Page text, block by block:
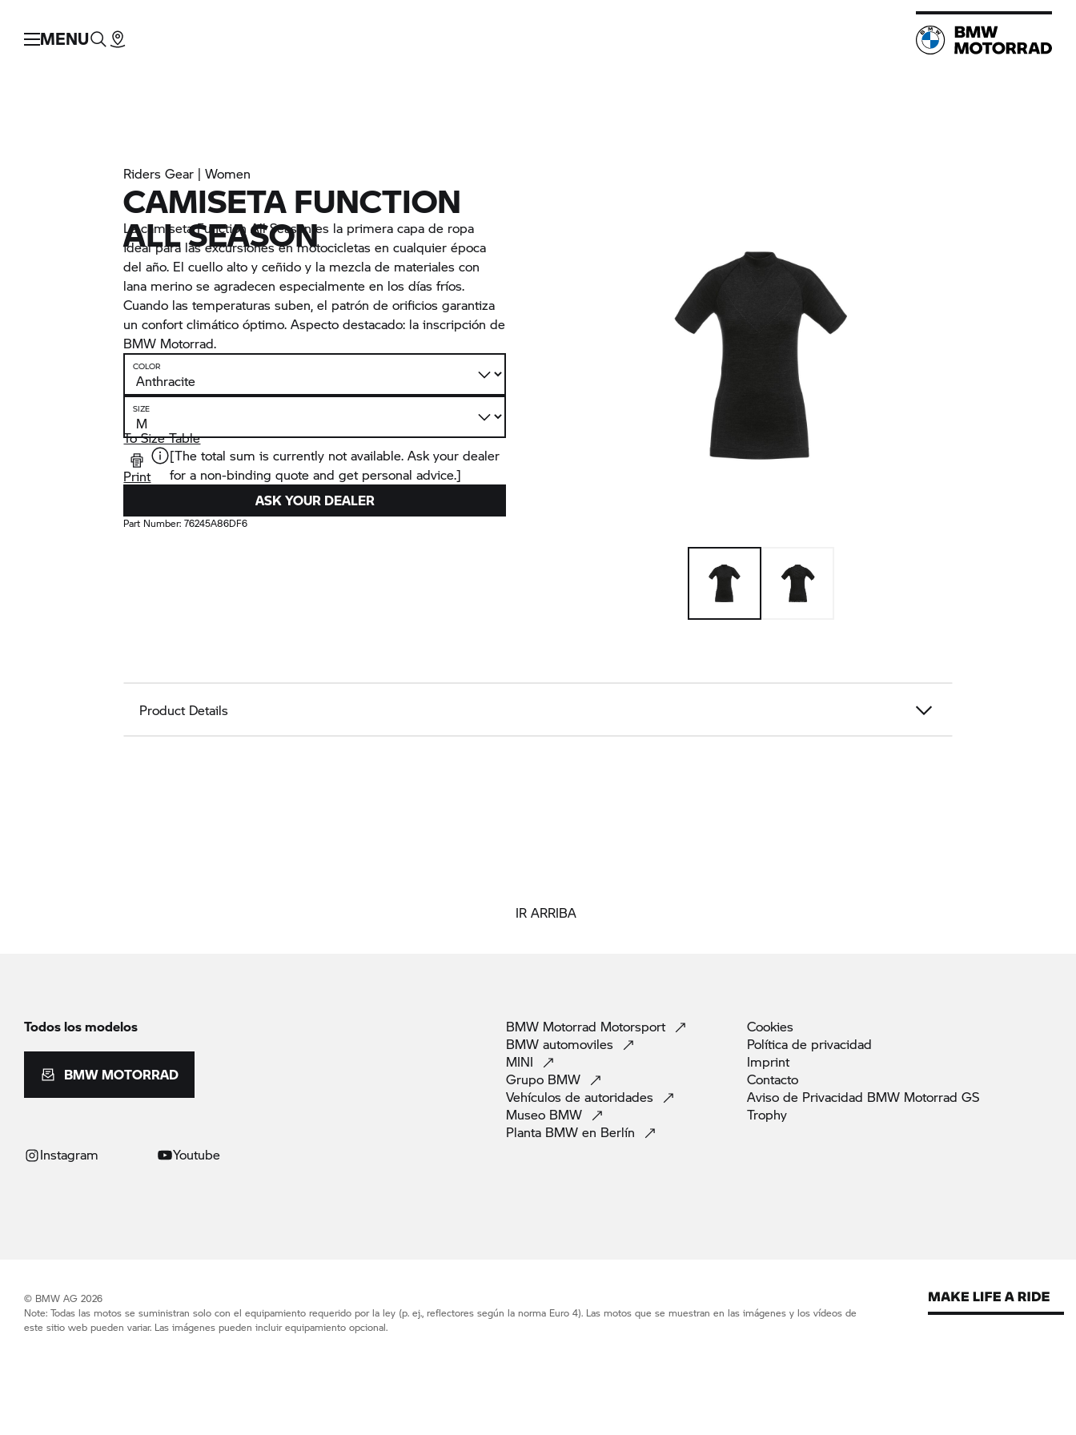
MENU
Riders Gear | Women
CAMISETA FUNCTION
ALL SEASON
La camiseta Function All Season es la primera capa de ropa
ideal para las excursiones en motocicletas en cualquier época
del año. El cuello alto y ceñido y la mezcla de materiales con
lana merino se agradecen especialmente en los días fríos.
Cuando las temperaturas suben, el patrón de orificios garantiza
un confort climático óptimo. Aspecto destacado: la inscripción de
BMW Motorrad.
COLOR
SIZE
To Size Table
Print
[The total sum is currently not available. Ask your dealer
for a non-binding quote and get personal advice.]
ASK YOUR DEALER
Part Number:76245A86DF6
Product Details
IR ARRIBA
Todos los modelos
BMW MOTORRAD
Instagram Youtube
BMW Motorrad Motorsport
BMW automoviles
MINI
Grupo BMW
Vehículos de autoridades
Museo BMW
Planta BMW en Berlín
Cookies
Política de privacidad
Imprint
Contacto
Aviso de Privacidad BMW Motorrad GS
Trophy
© BMW AG 2026
Note: Todas las motos se suministran solo con el equipamiento requerido por la ley (p. ej., reflectores según la norma Euro 4). Las motos que se muestran en las imágenes y los vídeos de
este sitio web pueden variar. Las imágenes pueden incluir equipamiento opcional.